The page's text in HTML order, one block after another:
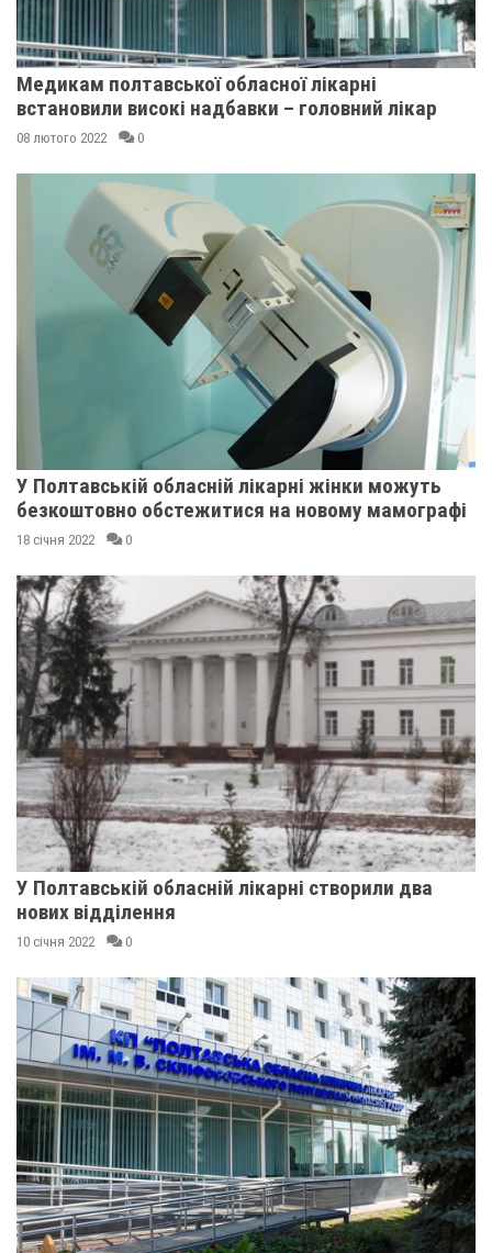
Медикам полтавської обласної лікарні
встановили високі надбавки – головний лікар
08 лютого 2022 0
У Полтавській обласній лікарні жінки можуть
безкоштовно обстежитися на новому мамографі
18 січня 2022 0
У Полтавській обласній лікарні створили два
нових відділення
10 січня 2022 0